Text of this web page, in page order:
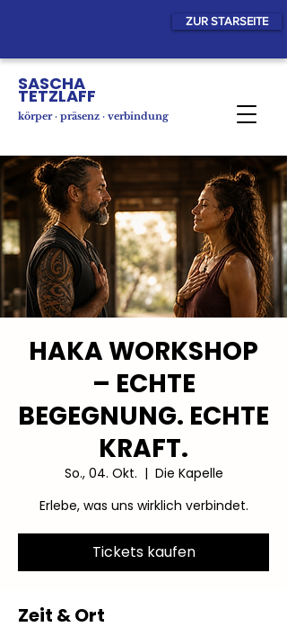
ZUR STARSEITE
SASCHA
TETZLAFF
körper · präsenz · verbindung
HAKA WORKSHOP
– ECHTE
BEGEGNUNG. ECHTE
KRAFT.
So., 04. Okt.
  |
Die Kapelle
Erlebe, was uns wirklich verbindet.
Tickets kaufen
Zeit & Ort